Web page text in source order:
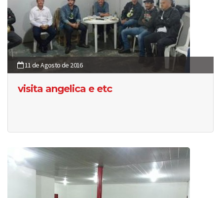
11 de Agosto de 2016
visita angelica e etc